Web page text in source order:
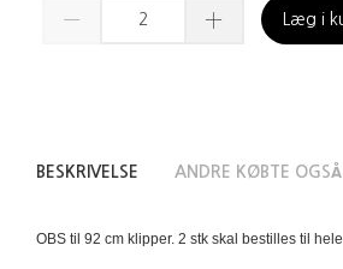
Læg i
BESKRIVELSE ANDRE KØBTE OGSÅ
OBS til 92 cm klipper. 2 stk skal bestilles til